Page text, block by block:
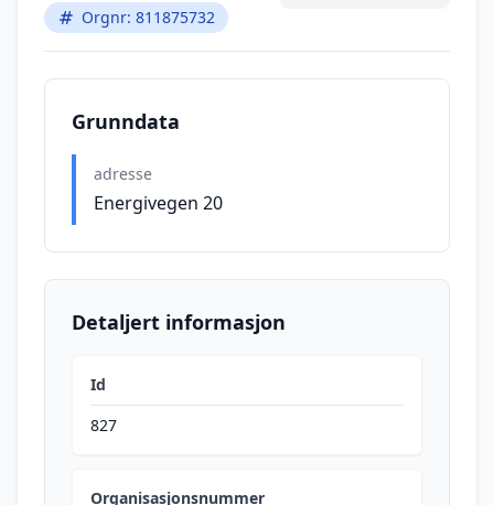
Orgnr: 811875732
Grunndata
adresse
Energivegen 20
Detaljert informasjon
Id
827
Organisasjonsnummer